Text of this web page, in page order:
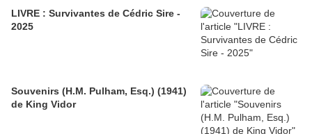
LIVRE : Survivantes de Cédric Sire -
2025
Souvenirs (H.M. Pulham, Esq.) (1941)
de King Vidor